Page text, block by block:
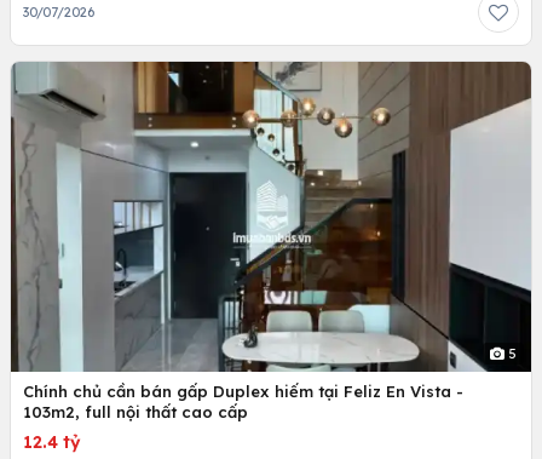
30/07/2026
5
Chính chủ cần bán gấp Duplex hiếm tại Feliz En Vista -
103m2, full nội thất cao cấp
12.4 tỷ